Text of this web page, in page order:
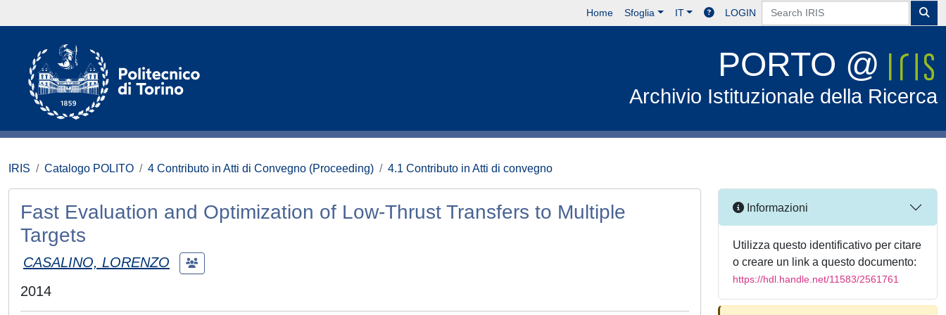
Home Sfoglia IT LOGIN
PORTO @
Archivio Istituzionale della Ricerca
IRIS Catalogo POLITO 4 Contributo in Atti di Convegno (Proceeding) 4.1 Contributo in Atti di convegno
Fast Evaluation and Optimization of Low-Thrust Transfers to Multiple
Targets
CASALINO, LORENZO
2014
Informazioni
Utilizza questo identificativo per citare
o creare un link a questo documento:
https://hdl.handle.net/11583/2561761